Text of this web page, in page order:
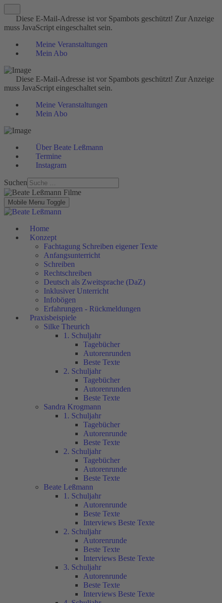
Diese E-Mail-Adresse ist vor Spambots geschützt! Zur Anzeige
muss JavaScript eingeschaltet sein.
Meine Veranstaltungen
Mein Abo
Diese E-Mail-Adresse ist vor Spambots geschützt! Zur Anzeige
muss JavaScript eingeschaltet sein.
Meine Veranstaltungen
Mein Abo
Über Beate Leßmann
Termine
Instagram
Suchen
Mobile Menu Toggle
Home
Konzept
Fachtagung Schreiben eigener Texte
Anfangsunterricht
Schreiben
Rechtschreiben
Deutsch als Zweitsprache (DaZ)
Inklusiver Unterricht
Infobögen
Erfahrungen - Rückmeldungen
Praxisbeispiele
Silke Theurich
1. Schuljahr
Tagebücher
Autorenrunden
Beste Texte
2. Schuljahr
Tagebücher
Autorenrunden
Beste Texte
Sandra Krogmann
1. Schuljahr
Tagebücher
Autorenrunde
Beste Texte
2. Schuljahr
Tagebücher
Autorenrunde
Beste Texte
Beate Leßmann
1. Schuljahr
Autorenrunde
Beste Texte
Interviews Beste Texte
2. Schuljahr
Autorenrunde
Beste Texte
Interviews Beste Texte
3. Schuljahr
Autorenrunde
Beste Texte
Interviews Beste Texte